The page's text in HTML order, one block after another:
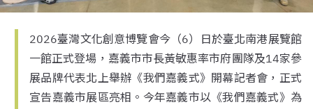
2026臺灣文化創意博覽會今（6）日於臺北南港展覽館
一館正式登場，嘉義市市長黃敏惠率市府團隊及14家參
展品牌代表北上舉辦《我們嘉義式》開幕記者會，正式
宣告嘉義市展區亮相。今年嘉義市以《我們嘉義式》為